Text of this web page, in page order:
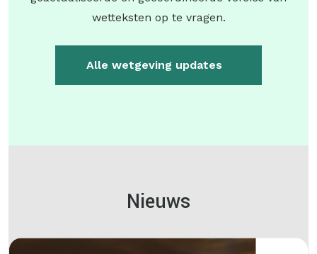
wetteksten op te vragen.
Alle wetgeving updates
Nieuws